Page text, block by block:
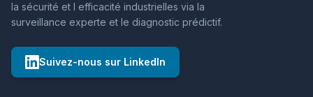
la sécurité et l efficacité industrielles via la
surveillance experte et le diagnostic prédictif.
Suivez-nous sur LinkedIn